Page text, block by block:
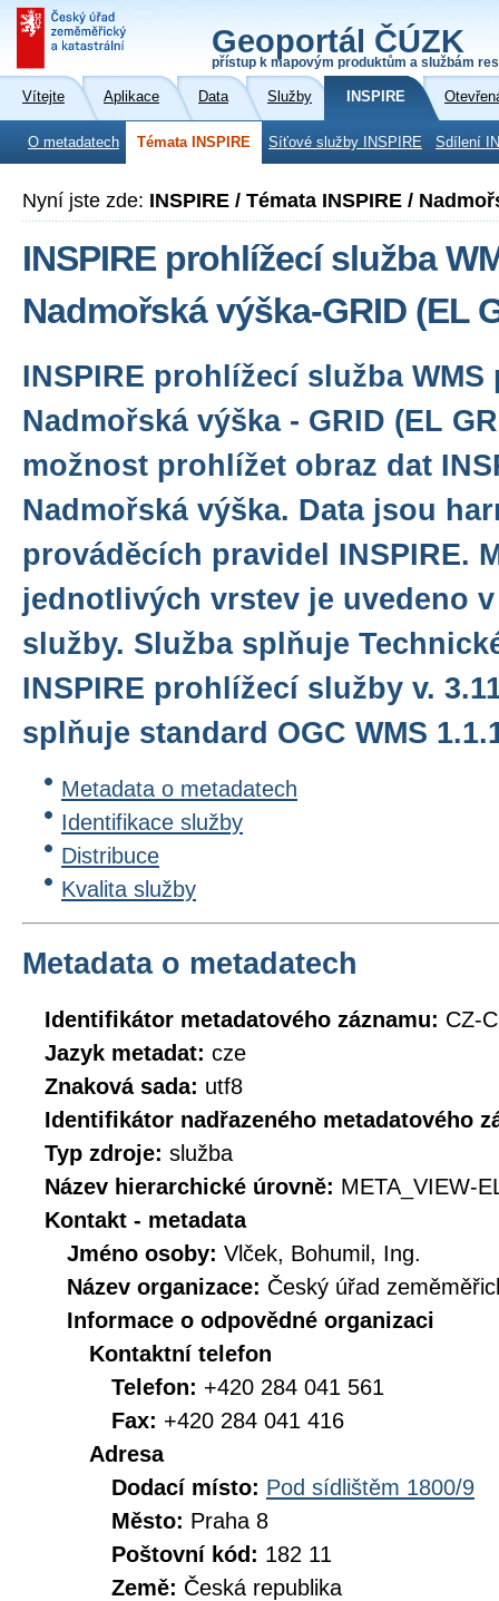
Geoportál ČÚZK
přístup k mapovým produktům a službám
Vítejte Aplikace Data Služby INSPIRE
O metadatech Témata INSPIRE Síťové služby INSPIRE Sdílení
Nyní jste zde: INSPIRE / Témata INSPIRE /
INSPIRE prohlížecí služba
Nadmořská výška-GRID (EL
INSPIRE prohlížecí služba WMS
Nadmořská výška - GRID (EL
možnost prohlížet obraz dat
Nadmořská výška. Data jsou
prováděcích pravidel INSPIRE.
jednotlivých vrstev je uvedeno
služby. Služba splňuje
INSPIRE prohlížecí služby v.
splňuje standard OGC WMS
Metadata o metadatech
Identifikace služby
Distribuce
Kvalita služby
Metadata o metadatech
Identifikátor metadatového záznamu: CZ-
Jazyk metadat: cze
Znaková sada: utf8
Identifikátor nadřazeného metadatového
Typ zdroje: služba
Název hierarchické úrovně: META_VIEW-
Kontakt - metadata
Jméno osoby: Vlček, Bohumil, Ing.
Název organizace: Český úřad
Informace o odpovědné organizaci
Kontaktní telefon
Telefon: +420 284 041 561
Fax: +420 284 041 416
Adresa
Dodací místo: Pod sídlištěm 1800/9
Město: Praha 8
Poštovní kód: 182 11
Země: Česká republika